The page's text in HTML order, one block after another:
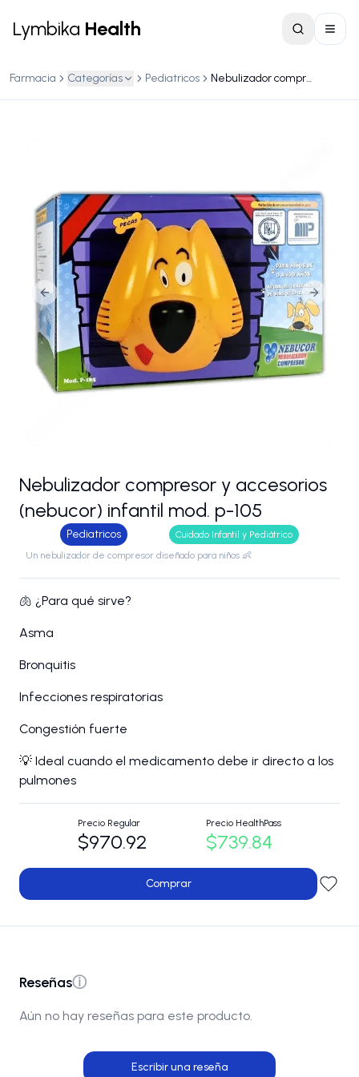
Lymbika Health
Farmacia Categorías Pediatricos Nebulizador compresor y accesorios (nebucor) infantil mod. p-105
Previous slide Next
Nebulizador compresor y accesorios
(nebucor) infantil mod. p-105
Pediatricos
Cuidado Infantil y Pediátrico
Un nebulizador de compresor diseñado para niños 👶
🫁 ¿Para qué sirve?
Asma
Bronquitis
Infecciones respiratorias
Congestión fuerte
💡 Ideal cuando el medicamento debe ir directo a los
pulmones
Precio Regular
$970.92
Precio HealthPass
$739.84
Comprar
Reseñasⓘ
Aún no hay reseñas para este producto.
Escribir una reseña